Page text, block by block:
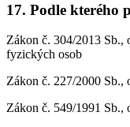
17. Podle kterého
Zákon č. 304/2013 Sb.,
fyzických osob
Zákon č. 227/2000 Sb.,
Zákon č. 549/1991 Sb.,